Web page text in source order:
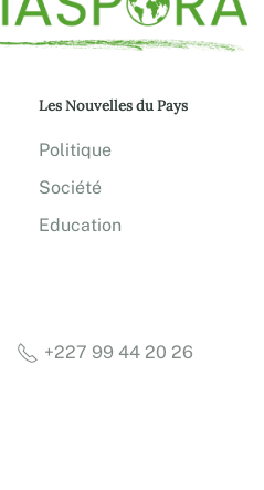
Les Nouvelles du Pays
Politique
Société
Education
+227 99 44 20 26